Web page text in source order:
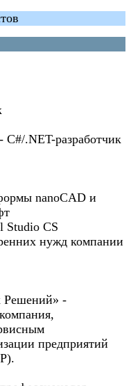
.NET-разработчик
nanoCAD и
Studio CS
нужд компании
Решений» -
предприятий